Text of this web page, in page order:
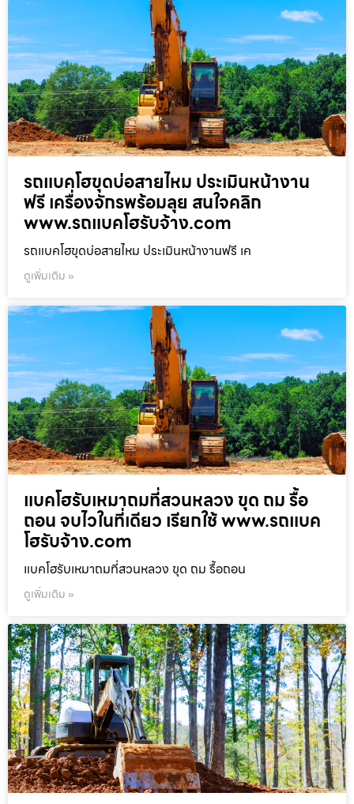
รถแบคโฮขุดบ่อสายไหม ประเมินหน้างาน
ฟรี เครื่องจักรพร้อมลุย สนใจคลิก
www.รถแบคโฮรับจ้าง.com
รถแบคโฮขุดบ่อสายไหม ประเมินหน้างานฟรี เค
ดูเพิ่มเติม »
แบคโฮรับเหมาถมที่สวนหลวง ขุด ถม รื้อ
ถอน จบไวในที่เดียว เรียกใช้ www.รถแบค
โฮรับจ้าง.com
แบคโฮรับเหมาถมที่สวนหลวง ขุด ถม รื้อถอน
ดูเพิ่มเติม »